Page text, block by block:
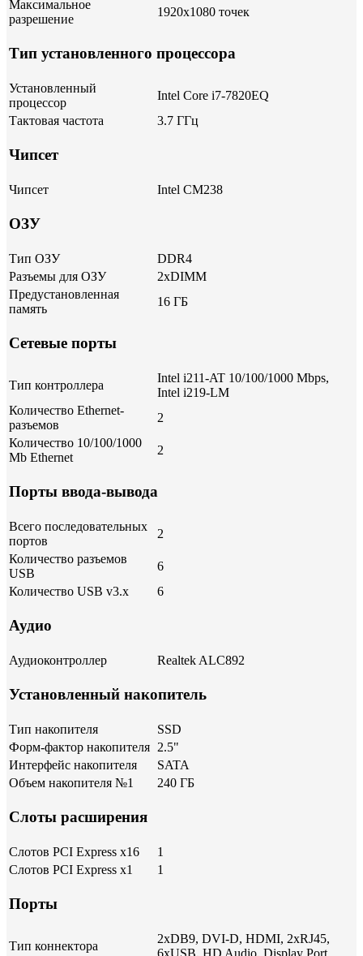
Максимальное
разрешение
1920x1080 точек
Тип установленного процессора
Установленный
процессор
Intel Core i7-7820EQ
Тактовая частота
3.7 ГГц
Чипсет
Чипсет Intel CM238
ОЗУ
Тип ОЗУ
DDR4
Разъемы для ОЗУ
2xDIMM
Предустановленная
память
16 ГБ
Сетевые порты
Тип контроллера
Intel i211-AT 10/100/1000 Mbps,
Intel i219-LM
Количество Ethernet-
разъемов
2
Количество 10/100/1000
Mb Ethernet
2
Порты ввода-вывода
Всего последовательных
портов
2
Количество разъемов
USB
6
Количество USB v3.x
6
Аудио
Аудиоконтроллер Realtek ALC892
Установленный накопитель
Тип накопителя
SSD
Форм-фактор накопителя 2.5"
Интерфейс накопителя
SATA
Объем накопителя №1
240 ГБ
Слоты расширения
Слотов PCI Express x16
1
Слотов PCI Express x1
1
Порты
Тип коннектора
2xDB9, DVI-D, HDMI, 2xRJ45,
6xUSB, HD Audio, Display Port